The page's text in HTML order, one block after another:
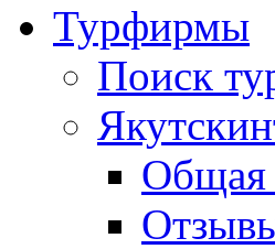
Турфирмы
Поиск
Общая